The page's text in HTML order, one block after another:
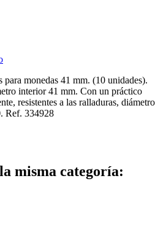
monedas 41 mm. (10 unidades).
interior 41 mm. Con un práctico
resistentes a las ralladuras, diámetro
Ref. 334928
misma categoría: